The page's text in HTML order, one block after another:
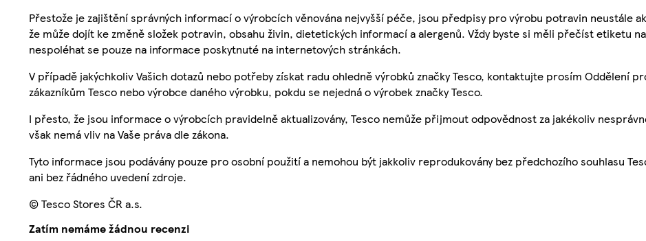
Přestože je zajištění správných informací o výrobcích věnována nejvyšší péče, jsou předpisy pro výrobu potravin neustále
že může dojít ke změně složek potravin, obsahu živin, dietetických informací a alergenů. Vždy byste si měli přečíst etiketu
nespoléhat se pouze na informace poskytnuté na internetových stránkách.
V případě jakýchkoliv Vašich dotazů nebo potřeby získat radu ohledně výrobků značky Tesco, kontaktujte prosím Oddělení
zákazníkům Tesco nebo výrobce daného výrobku, pokdu se nejedná o výrobek značky Tesco.
I přesto, že jsou informace o výrobcích pravidelně aktualizovány, Tesco nemůže přijmout odpovědnost za jakékoliv
však nemá vliv na Vaše práva dle zákona.
Tyto informace jsou podávány pouze pro osobní použití a nemohou být jakkoliv reprodukovány bez předchozího souhlasu
ani bez řádného uvedení zdroje.
© Tesco Stores ČR a.s.
Zatím nemáme žádnou recenzi